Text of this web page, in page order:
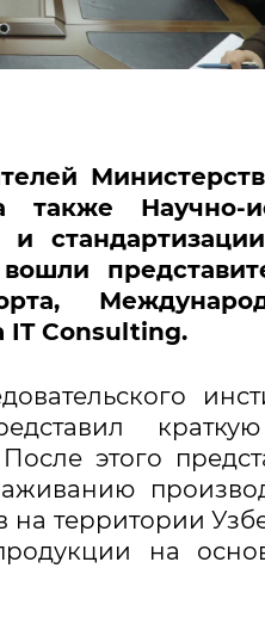
Научно-
и
IT Consulting.
этого
территории
на